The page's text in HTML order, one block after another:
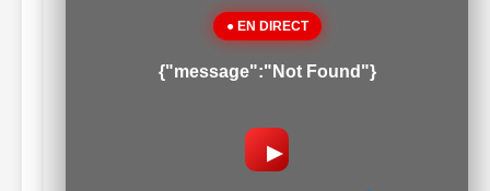
● EN DIRECT
{"message":"Not Found"}
▶